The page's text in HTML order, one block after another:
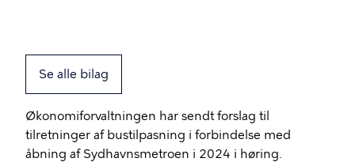
Se alle bilag
Økonomiforvaltningen har sendt forslag til
tilretninger af bustilpasning i forbindelse med
åbning af Sydhavnsmetroen i 2024 i høring.